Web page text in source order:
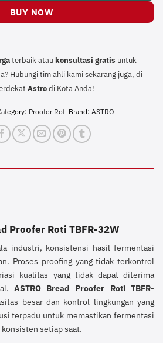
BUY NOW
terbaik atau konsultasi gratis untuk
Hubungi tim ahli kami sekarang juga, di
Astrodi Kota Anda!
Proofer Roti Brand: ASTRO
Proofer Roti TBFR-32W
industri, konsistensi hasil fermentasi
Proses proofing yang tidak terkontrol
kualitas yang tidak dapat diterima
ASTRO Bread Proofer Roti TBFR-
besar dan kontrol lingkungan yang
terpadu untuk memastikan fermentasi
setiap saat.